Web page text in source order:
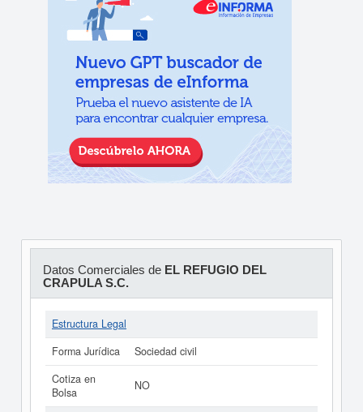
Datos Comerciales de EL REFUGIO DEL
CRAPULA S.C.
Estructura Legal
Forma Jurídica
Sociedad civil
Cotiza en
Bolsa
NO